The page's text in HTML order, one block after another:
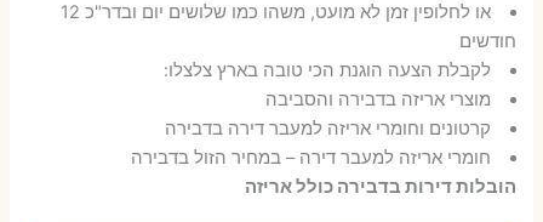
או לחלופין זמן לא מועט, משהו כמו שלושים יום ובדר"כ 12
חודשים
לקבלת הצעה הוגנת הכי טובה בארץ צלצלו:
מוצרי אריזה בדבירה והסביבה
קרטונים וחומרי אריזה למעבר דירה בדבירה
חומרי אריזה למעבר דירה – במחיר הזול בדבירה
הובלות דירות בדבירה כולל אריזה